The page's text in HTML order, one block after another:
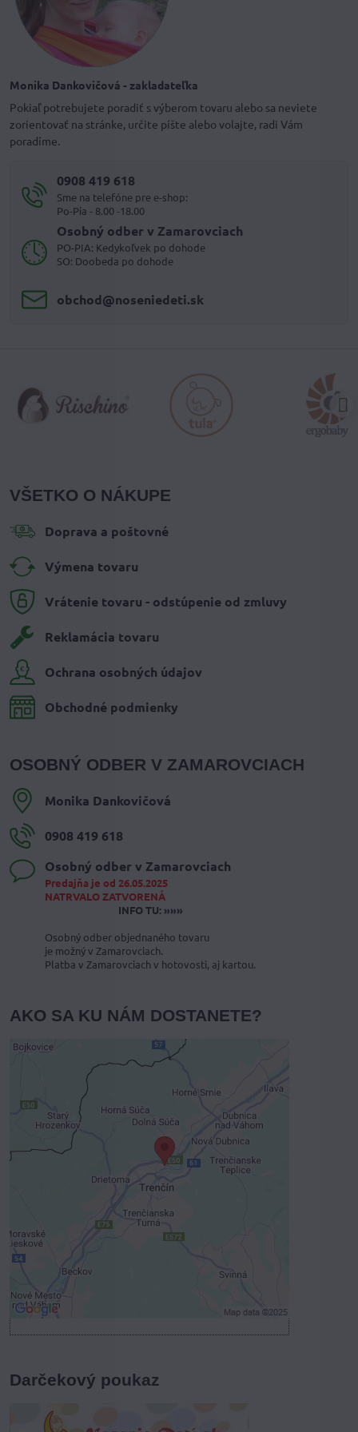
Monika Dankovičová - zakladateľka
Pokiaľ potrebujete poradiť s výberom tovaru alebo sa neviete
zorientovať na stránke, určite píšte alebo volajte, radi Vám
poradíme.
0908 419 618
Sme na telefóne pre e-shop:
Po-Pia - 8.00 -18.00
Osobný odber v Zamarovciach
PO-PIA: Kedykoľvek po dohode
SO: Doobeda po dohode
obchod​@noseniedeti​.sk
VŠETKO O NÁKUPE
Doprava a poštovné
Výmena tovaru
Vrátenie tovaru - odstúpenie od zmluvy
Reklamácia tovaru
Ochrana osobných údajov
Obchodné podmienky
OSOBNÝ ODBER V ZAMAROVCIACH
Monika Dankovičová
0908 419 618
Osobný odber v Zamarovciach
Predajňa je od 26.05.2025
NATRVALO ZATVORENÁ
INFO TU: »»»
Osobný odber objednaného tovaru
je možný v Zamarovciach.
Platba v Zamarovciach v hotovosti, aj kartou.
AKO SA KU NÁM DOSTANETE?
Externý obsah je blokovaný
Voľbami súkromia
Prajete si načítať externý obsah?
Povoliť tentokrát
Povoliť a zapamätať - súhlas s druhom
cookie: Funkčné
Darčekový poukaz